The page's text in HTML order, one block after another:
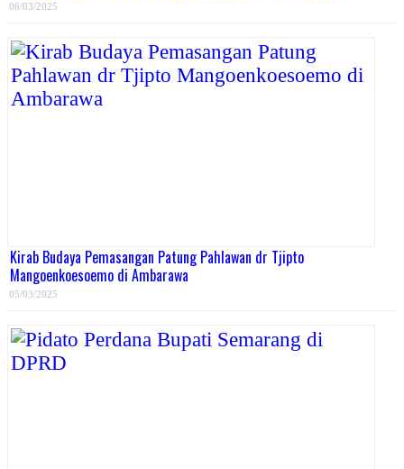
06/03/2025
Kirab Budaya Pemasangan Patung Pahlawan dr Tjipto
Mangoenkoesoemo di Ambarawa
05/03/2025